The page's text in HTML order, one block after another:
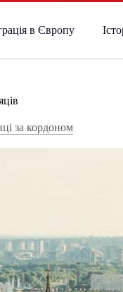
в Європу
за кордоном